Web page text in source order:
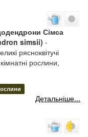
Сімса
simsii) -
рясноквітучі
рослини,
Детальніше...